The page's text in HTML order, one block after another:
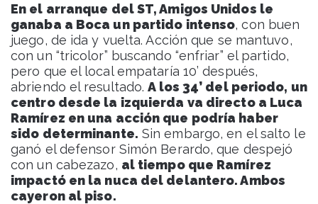
En el arranque del ST, Amigos Unidos le
ganaba a Boca un partido intenso, con buen
juego, de ida y vuelta. Acción que se mantuvo,
con un “tricolor” buscando “enfriar” el partido,
pero que el local empataría 10’ después,
abriendo el resultado.A los 34’ del periodo, un
centro desde la izquierda va directo a Luca
Ramírez en una acción que podría haber
sido determinante. Sin embargo, en el salto le
ganó el defensor Simón Berardo, que despejó
con un cabezazo, al tiempo que Ramírez
impactó en la nuca del delantero. Ambos
cayeron al piso.